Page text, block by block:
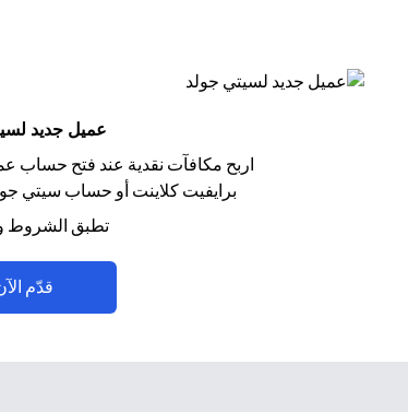
عميل جديد
اربح مكافآت نقدية عند فتح حساب
برايفيت كلاينت أو حساب سيتي
تطبق الشروط
قدّم